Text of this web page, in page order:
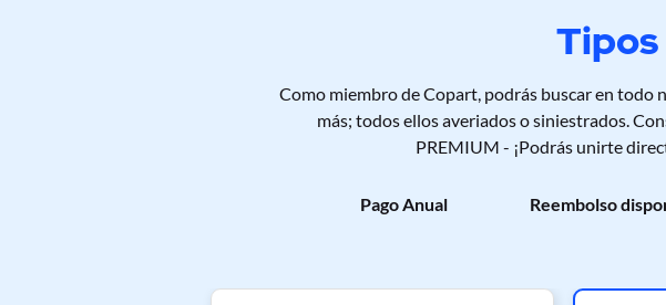
Como miembro de Copart, podrás buscar en todo
más; todos ellos averiados o siniestrados.
PREMIUM - ¡Podrás unirte
Pago Anual Reembolso